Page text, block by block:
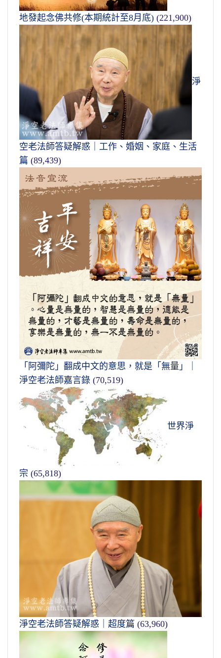
地發起念佛共修(本期統計至8月底) (221,900)
淨
空老法師答疑解惑｜工作、婚姻、家庭、生活
篇 (89,439)
「阿彌陀」翻成中文的意思，就是「無量」｜
淨空老法師嘉言錄 (70,519)
世界淨
宗 (65,818)
淨空老法師答疑解惑｜超度篇 (63,960)